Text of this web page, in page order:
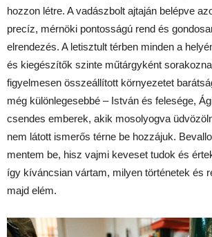
hozzon létre. A vadászbolt ajtaján belépve
precíz, mérnöki pontosságú rend és
elrendezés. A letisztult térben minden a
és kiegészítők szinte műtárgyként
figyelmesen összeállított környezetet
még különlegesebbé – István és felesége,
csendes emberek, akik mosolyogva
nem látott ismerős térne be hozzájuk.
mentem be, hisz vajmi keveset tudok és
így kíváncsian vártam, milyen történetek és
majd elém.